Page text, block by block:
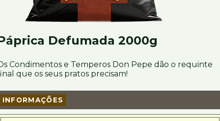
Defumada 2000g
Condimentos e Temperos Don Pepe dão o requinte
que os seus pratos precisam!
INFORMAÇÕES